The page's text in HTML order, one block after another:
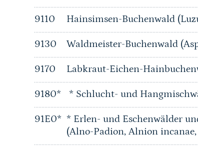
9110 Hainsimsen-Buchenwald
9130 Waldmeister-Buchenwald
9170 Labkraut-Eichen-
9180* * Schlucht- und
91E0* * Erlen- und Eschenwälder
(Alno-Padion, Alnion